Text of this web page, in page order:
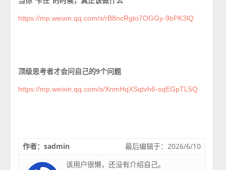
https://mp.weixin.qq.com/s/rB8ncRgto7OGGy-9bPK3lQ
顶级思考者才会问自己的9个问题
https://mp.weixin.qq.com/s/XnmHqXSqtvh6-sqEGpTL5Q
最后编辑于：2026/6/10
作者：sadmin
该用户很懒，还没有介绍自己。